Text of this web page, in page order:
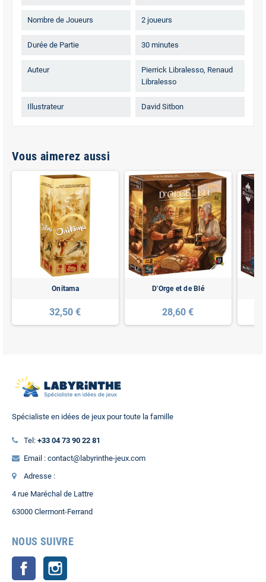
Nombre de Joueurs 2 joueurs
Durée de Partie 30 minutes
Auteur
Pierrick Libralesso, Renaud
Libralesso
Illustrateur David Sitbon
Vous aimerez aussi
Onitama
32,50 €
D'Orge et de Blé
28,60 €
Spécialiste en idées de jeux pour toute la famille
Tel: +33 04 73 90 22 81
Email : contact@labyrinthe-jeux.com
Adresse :
4 rue Maréchal de Lattre
63000 Clermont-Ferrand
NOUS SUIVRE
Facebook